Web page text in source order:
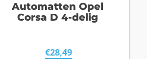
Automatten Opel
Corsa D 4-delig
€28,49